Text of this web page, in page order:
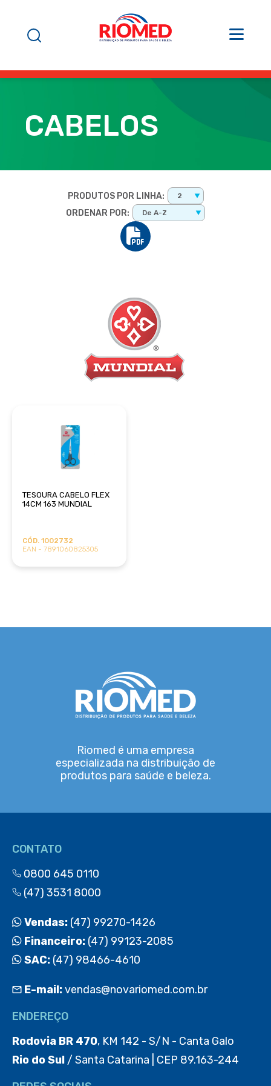
CABELOS
PRODUTOS POR LINHA: 2
ORDENAR POR: De A-Z
TESOURA CABELO FLEX
14CM 163 MUNDIAL
CÓD. 1002732
EAN - 7891060825305
Riomed é uma empresa
especializada na distribuição de
produtos para saúde e beleza.
CONTATO
0800 645 0110
(47) 3531 8000
Vendas: (47) 99270-1426
Financeiro: (47) 99123-2085
SAC: (47) 98466-4610
E-mail:vendas@novariomed.com.br
ENDEREÇO
Rodovia BR 470, KM 142 - S/N - Canta Galo
Rio do Sul / Santa Catarina | CEP 89.163-244